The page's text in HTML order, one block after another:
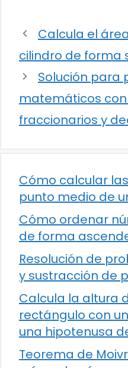
Calcula el
cilindro de forma
Solución para
matemáticos
fraccionarios y
Cómo calcular
punto medio de
Cómo ordenar
de forma
Resolución de
y sustracción de
Calcula la altura
rectángulo con
una hipotenusa
Teorema de